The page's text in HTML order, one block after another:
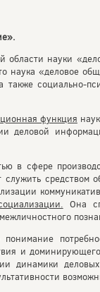
области науки
наука «деловое
социально-
функция
деловой
в сфере
средством
Она
и
динамики